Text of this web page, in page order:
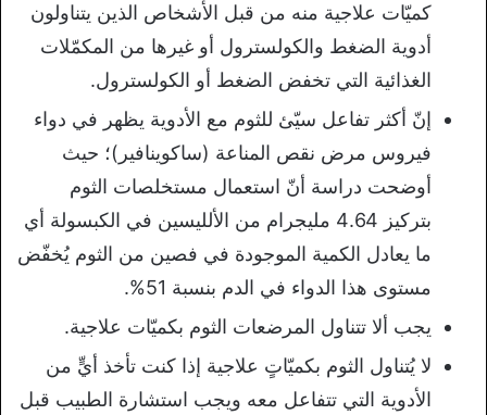
كميّات علاجية منه من قبل الأشخاص الذين يتناولون
أدوية الضغط والكولسترول أو غيرها من المكمّلات
الغذائية التي تخفض الضغط أو الكولسترول.
إنّ أكثر تفاعل سيّئ للثوم مع الأدوية يظهر في دواء
فيروس مرض نقص المناعة (ساكوينافير)؛ حيث
أوضحت دراسة أنّ استعمال مستخلصات الثوم
بتركيز 4.64 مليجرام من الألليسين في الكبسولة أي
ما يعادل الكمية الموجودة في فصين من الثوم يُخفّض
مستوى هذا الدواء في الدم بنسبة 51%.
يجب ألا تتناول المرضعات الثوم بكميّات علاجية.
لا يُتناول الثوم بكميّاتٍ علاجية إذا كنت تأخذ أيٍّ من
الأدوية التي تتفاعل معه ويجب استشارة الطبيب قبل